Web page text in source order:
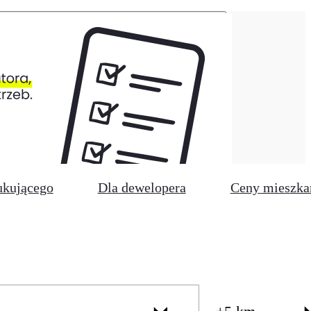
Dla dewelopera Ceny